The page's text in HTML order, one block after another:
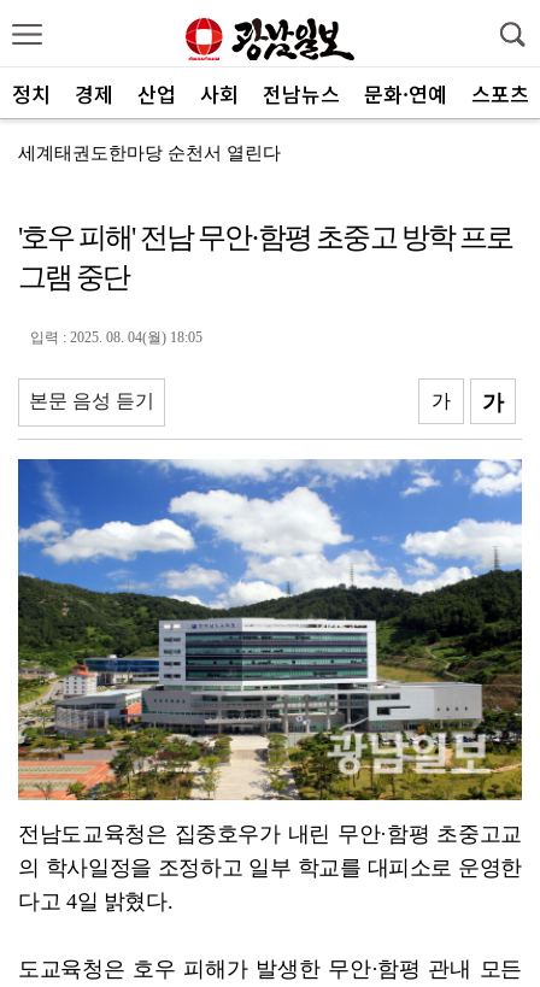
정치 경제 산업 사회 전남뉴스 문화·연예 스포츠
세계태권도한마당 순천서 열린다
전남도체육회, 유소년 스포츠 인재 육성 박차
'말 대신 몸짓으로'…몸과 마음 잇는 무언의 인문학
무안오승우미술관, 자연과 빛이 어우러진 기획전 개최
[속보]전남광주특별시 초대 시민추천 부시장에 백승주·윤...
코스피, 차익실현 매물에 6300선 약세
전남광주특별시, ‘빛고을 김장대전’ 김치납품업체 전남권...
'호우 피해' 전남 무안·함평 초중고 방학 프로
그램 중단
입력 : 2025. 08. 04(월) 18:05
본문 음성 듣기 가
가
전남도교육청은 집중호우가 내린 무안·함평 초중고교
의 학사일정을 조정하고 일부 학교를 대피소로 운영한
다고 4일 밝혔다.
도교육청은 호우 피해가 발생한 무안·함평 관내 모든